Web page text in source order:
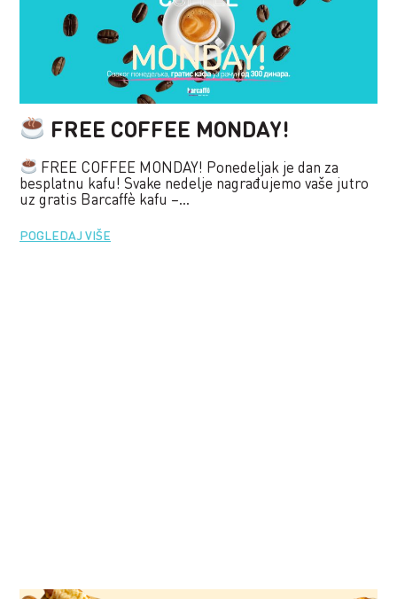
FREE COFFEE MONDAY!
FREE COFFEE MONDAY! Ponedeljak je dan za
besplatnu kafu! Svake nedelje nagrađujemo vaše jutro
uz gratis Barcaffè kafu –...
POGLEDAJ VIŠE